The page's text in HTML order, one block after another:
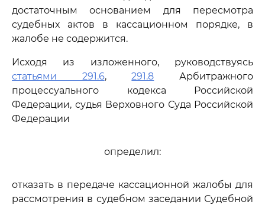
достаточным основанием для пересмотра
судебных актов в кассационном порядке, в
жалобе не содержится.
Исходя из изложенного, руководствуясь
статьями 291.6,291.8 Арбитражного
процессуального кодекса Российской
Федерации, судья Верховного Суда Российской
Федерации
определил:
отказать в передаче кассационной жалобы для
рассмотрения в судебном заседании Судебной